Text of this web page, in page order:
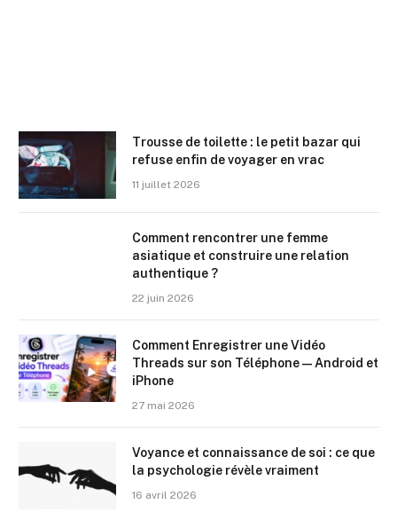
Trousse de toilette : le petit bazar qui
refuse enfin de voyager en vrac
11 juillet 2026
Comment rencontrer une femme
asiatique et construire une relation
authentique ?
22 juin 2026
Comment Enregistrer une Vidéo
Threads sur son Téléphone — Android et
iPhone
27 mai 2026
Voyance et connaissance de soi : ce que
la psychologie révèle vraiment
16 avril 2026